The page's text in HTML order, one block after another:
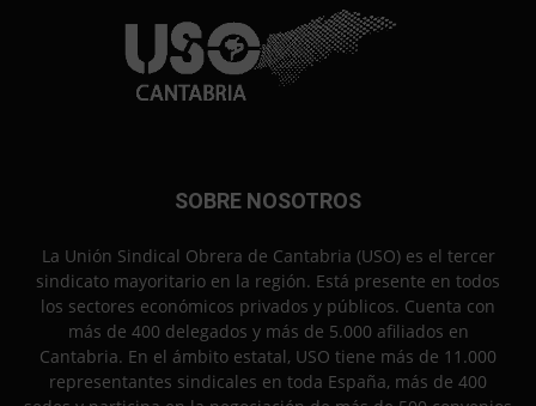
SOBRE NOSOTROS
La Unión Sindical Obrera de Cantabria (USO) es el tercer
sindicato mayoritario en la región. Está presente en todos
los sectores económicos privados y públicos. Cuenta con
más de 400 delegados y más de 5.000 afiliados en
Cantabria. En el ámbito estatal, USO tiene más de 11.000
representantes sindicales en toda España, más de 400